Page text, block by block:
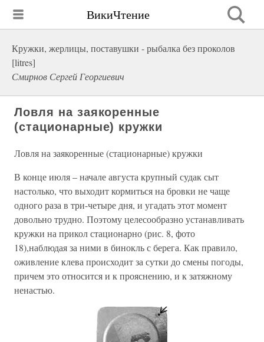
ВикиЧтение
Кружки, жерлицы, поставушки - рыбалка без проколов
[litres]
Смирнов Сергей Георгиевич
Ловля на заякоренные
(стационарные) кружки
Ловля на заякоренные (стационарные) кружки
В конце июля – начале августа крупный судак сыт
настолько, что выходит кормиться на бровки не чаще
одного раза в три-четыре дня, и угадать этот момент
довольно трудно. Поэтому целесообразно устанавливать
кружки на прикол стационарно (рис. 8, фото
18),наблюдая за ними в бинокль с берега. Как правило,
оживление клева происходит за сутки до смены погоды,
причем это относится и к прояснению, и к затяжному
ненастью.